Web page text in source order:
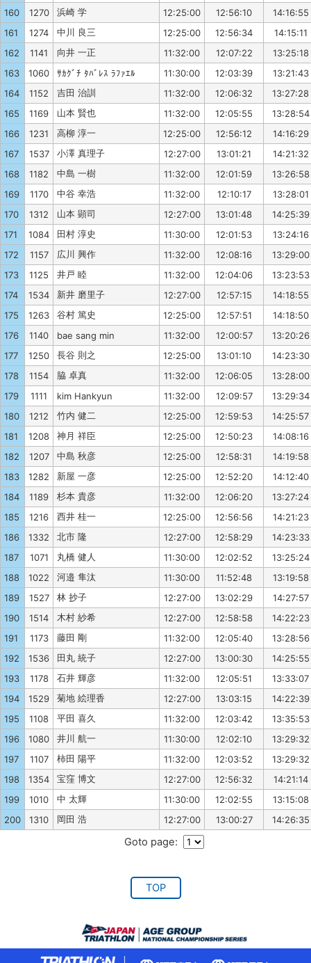
160
1270 浜崎 学 12:25:00 12:56:10
14:16:55
161
1274 中川 良三 12:25:00 12:56:34
14:15:11
162
1141 向井 一正 11:32:00 12:07:22
13:25:18
163
1060 ｻｶｸﾞﾁ ﾀﾊﾞﾚｽ ﾗﾌｧｴﾙ 11:30:00 12:03:39
13:21:43
164
1152 吉田 治訓 11:32:00 12:06:32
13:27:28
165
1169 山本 賢也 11:32:00 12:05:55
13:28:54
166
1231 高柳 淳一 12:25:00 12:56:12
14:16:29
167
1537 小澤 真理子 12:27:00 13:01:21
14:21:32
168
1182 中島 一樹 11:32:00 12:01:59
13:26:58
169
1170 中谷 幸浩 11:32:00 12:10:17
13:28:01
170
1312 山本 顕司 12:27:00 13:01:48
14:25:39
171
1084 田村 淳史 11:30:00 12:01:53
13:24:16
172
1157 広川 興作 11:32:00 12:08:16
13:29:00
173
1125 井戸 睦 11:32:00 12:04:06
13:23:53
174
1534 新井 磨里子 12:27:00 12:57:15
14:18:55
175
1263 谷村 篤史 12:25:00 12:57:51
14:18:50
176
1140 bae sang min 11:32:00 12:00:57
13:20:26
177
1250 長谷 則之 12:25:00 13:01:10
14:23:30
178
1154 脇 卓真 11:32:00 12:06:05
13:28:00
179
1111 kim Hankyun 11:32:00 12:09:57
13:29:34
180
1212 竹内 健二 12:25:00 12:59:53
14:25:57
181
1208 神月 祥臣 12:25:00 12:50:23
14:08:16
182
1207 中島 秋彦 12:25:00 12:58:31
14:19:58
183
1282 新屋 一彦 12:25:00 12:52:20
14:12:40
184
1189 杉本 貴彦 11:32:00 12:06:20
13:27:24
185
1216 西井 桂一 12:25:00 12:56:56
14:21:23
186
1332 北市 隆 12:27:00 12:58:29
14:23:33
187
1071 丸橋 健人 11:30:00 12:02:52
13:25:24
188
1022 河邉 隼汰 11:30:00 11:52:48
13:19:58
189
1527 林 抄子 12:27:00 13:02:29
14:27:57
190
1514 木村 紗希 12:27:00 12:58:58
14:22:23
191
1173 藤田 剛 11:32:00 12:05:40
13:28:56
192
1536 田丸 統子 12:27:00 13:00:30
14:25:55
193
1178 石井 輝彦 11:32:00 12:05:51
13:33:07
194
1529 菊地 絵理香 12:27:00 13:03:15
14:22:39
195
1108 平田 喜久 11:32:00 12:03:42
13:35:53
196
1080 井川 航一 11:30:00 12:02:10
13:29:32
197
1107 柿田 陽平 11:32:00 12:03:52
13:29:32
198
1354 宝窪 博文 12:27:00 12:56:32
14:21:14
199
1010 中 太輝 11:30:00 12:02:55
13:15:08
200
1310 岡田 浩 12:27:00 13:00:27 14:26:35
Goto page:
TOP